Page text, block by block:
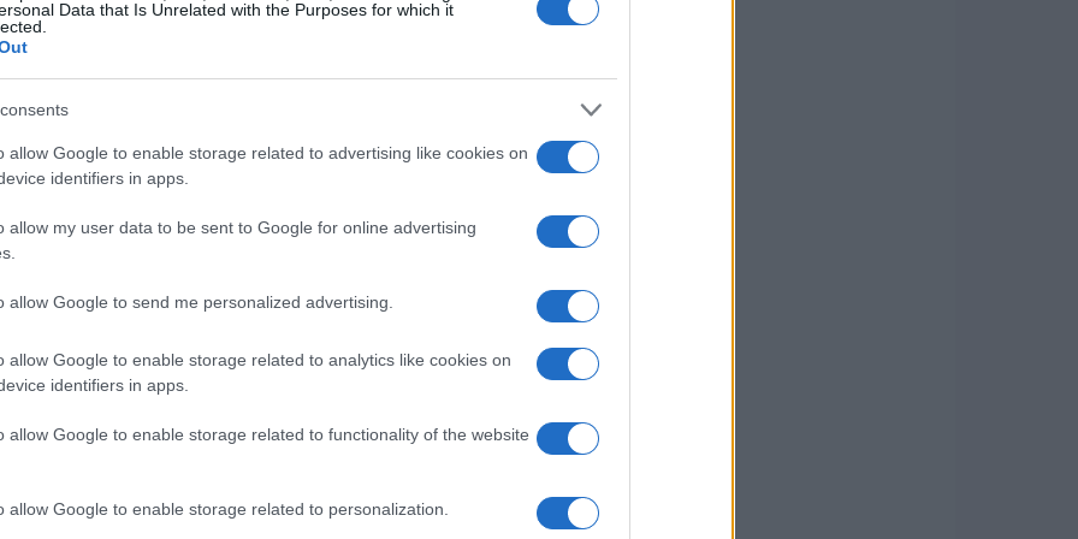
Data that Is Unrelated with the Purposes for which it
allow Google to enable storage related to advertising like cookies on
identifiers in apps.
allow my user data to be sent to Google for online advertising
allow Google to send me personalized advertising.
allow Google to enable storage related to analytics like cookies on
identifiers in apps.
allow Google to enable storage related to functionality of the website
allow Google to enable storage related to personalization.
para avanzar incluso sin consenso total.
de repente te das cuenta de que el apoyo que
lo que enfrenta la Comisión. Están evaluando
de capitales y aranceles a las importaciones
que está en el aire, pero lo cierto es que se